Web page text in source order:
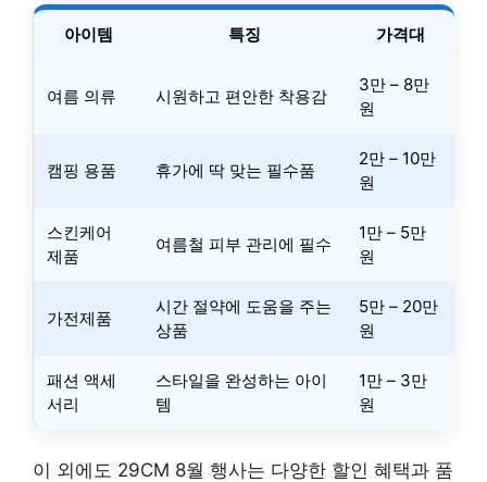
아이템 특징 가격대
여름 의류 시원하고 편안한 착용감
3만 – 8만
원
캠핑 용품 휴가에 딱 맞는 필수품
2만 – 10만
원
스킨케어
제품
여름철 피부 관리에 필수
1만 – 5만
원
가전제품
시간 절약에 도움을 주는
상품
5만 – 20만
원
패션 액세
서리
스타일을 완성하는 아이
템
1만 – 3만
원
이 외에도 29CM 8월 행사는 다양한 할인 혜택과 품